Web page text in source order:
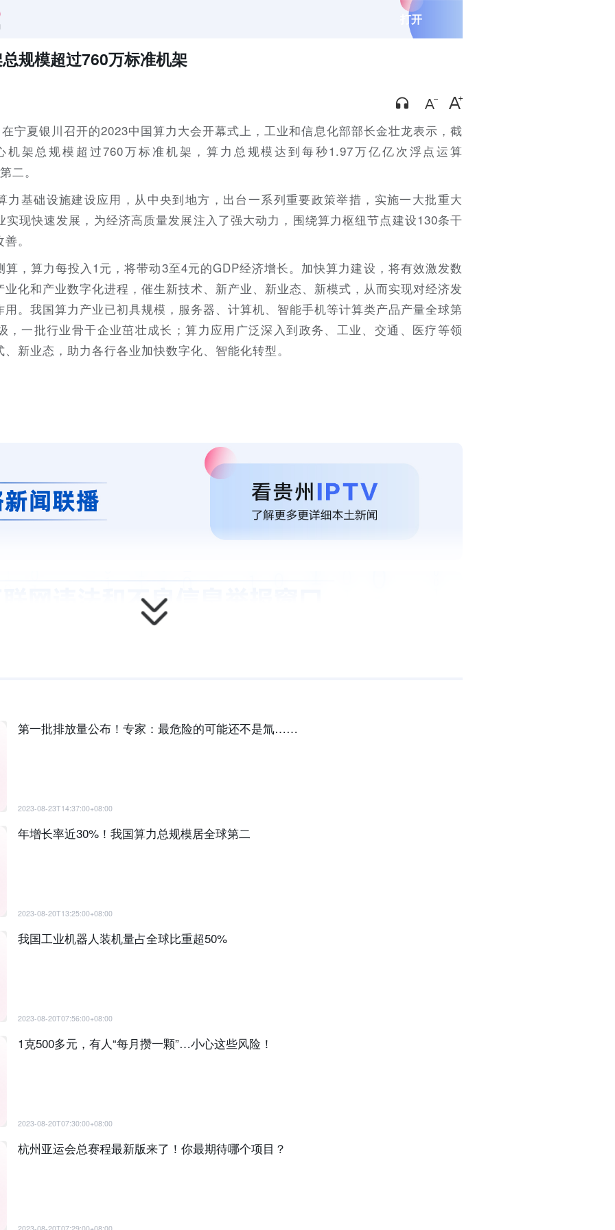
打开
规模超过760万标准机架
宁夏银川召开的2023中国算力大会开幕式上，工业和信息化部部长金壮龙表示，截
机架总规模超过760万标准机架，算力总规模达到每秒1.97万亿亿次浮点运算
二。
力基础设施建设应用，从中央到地方，出台一系列重要政策举措，实施一大批重大
现快速发展，为经济高质量发展注入了强大动力，围绕算力枢纽节点建设130条干
。
，算力每投入1元，将带动3至4元的GDP经济增长。加快算力建设，将有效激发数
化和产业数字化进程，催生新技术、新产业、新业态、新模式，从而实现对经济发
。我国算力产业已初具规模，服务器、计算机、智能手机等计算类产品产量全球第
，一批行业骨干企业茁壮成长；算力应用广泛深入到政务、工业、交通、医疗等领
新业态，助力各行各业加快数字化、智能化转型。
第一批排放量公布！专家：最危险的可能还不是氚……
2023-08-23T14:37:00+08:00
年增长率近30%！我国算力总规模居全球第二
2023-08-20T13:25:00+08:00
我国工业机器人装机量占全球比重超50%
2023-08-20T07:56:00+08:00
1克500多元，有人“每月攒一颗”…小心这些风险！
2023-08-20T07:30:00+08:00
杭州亚运会总赛程最新版来了！你最期待哪个项目？